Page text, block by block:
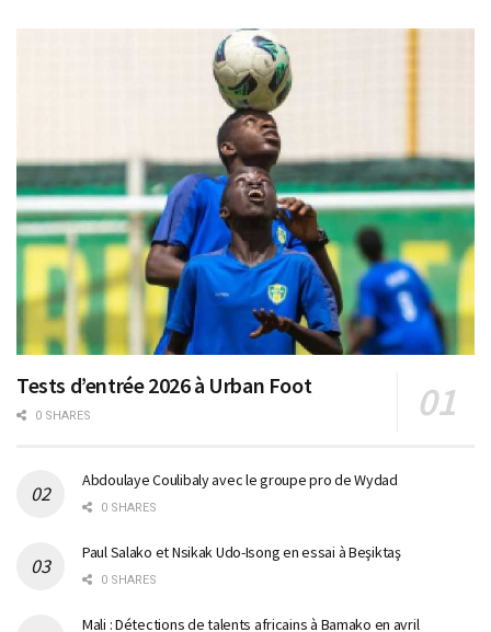
Tests d’entrée 2026 à Urban Foot
0 SHARES
Abdoulaye Coulibaly avec le groupe pro de Wydad
0 SHARES
Paul Salako et Nsikak Udo-Isong en essai à Beşiktaş
0 SHARES
Mali : Détections de talents africains à Bamako en avril